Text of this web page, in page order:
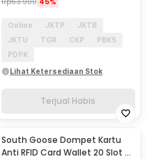
Online JKTP
JKTB
JKTU
TGR CKP
PBKS
PDPK
Lihat Ketersediaan Stok
Terjual Habis
South Goose Dompet Kartu
Anti RFID Card Wallet 20 Slot -